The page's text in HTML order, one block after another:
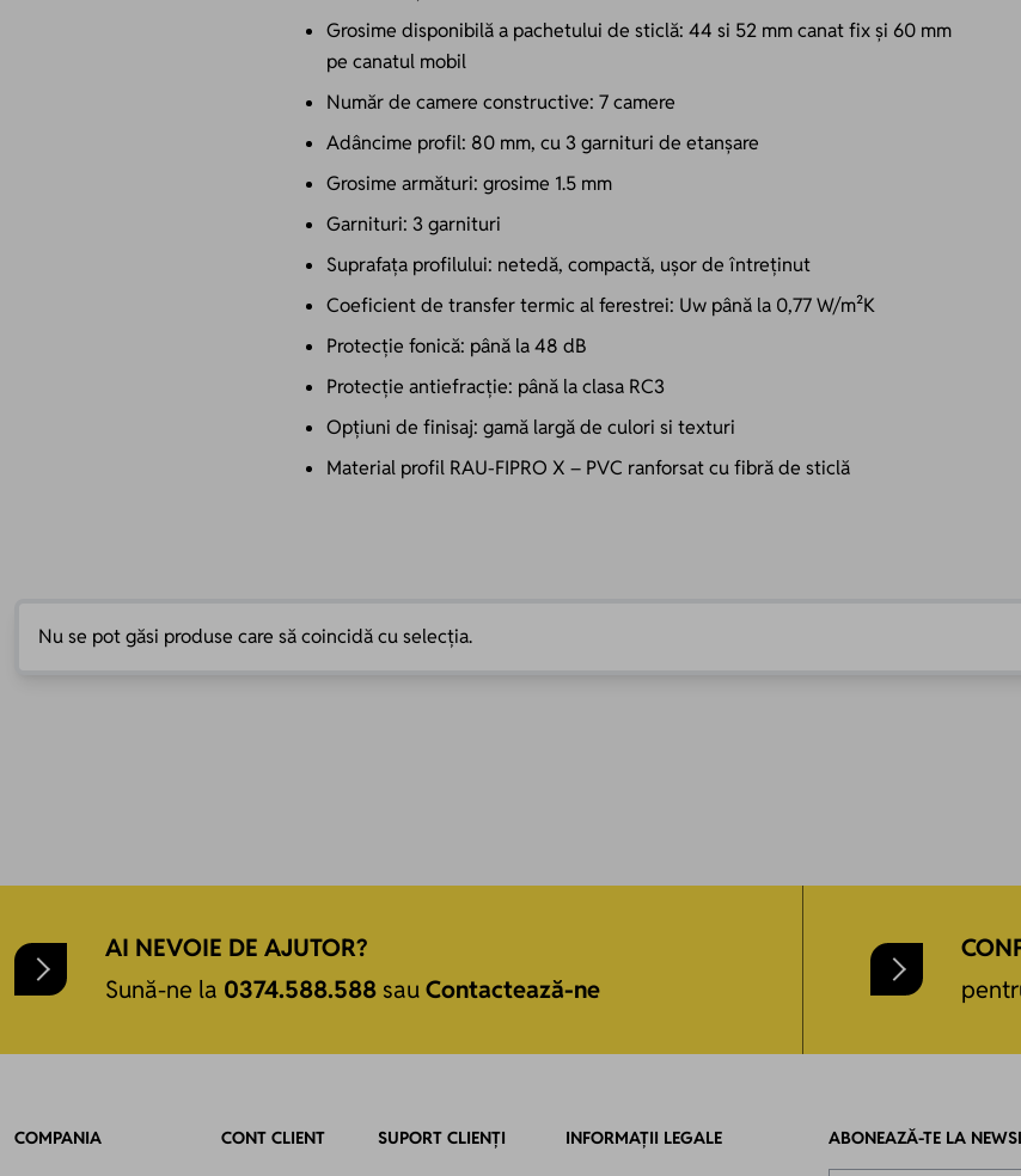
Grosime disponibilă a pachetului de sticlă: 44 si 52 mm canat fix și 60 mm
pe canatul mobil
Număr de camere constructive: 7 camere
Adâncime profil: 80 mm, cu 3 garnituri de etanșare
Grosime armături: grosime 1.5 mm
Garnituri: 3 garnituri
Suprafața profilului: netedă, compactă, ușor de întreținut
Coeficient de transfer termic al ferestrei: Uw până la 0,77 W/m²K
Protecție fonică: până la 48 dB
Protecție antiefracție: până la clasa RC3
Opțiuni de finisaj: gamă largă de culori si texturi
Material profil RAU-FIPRO X – PVC ranforsat cu fibră de sticlă
Nu se pot găsi produse care să coincidă cu selecția.
AI NEVOIE DE AJUTOR?
Sună-ne la 0374.588.588 sauContactează-ne
COMPANIA CONT CLIENT SUPORT CLIENȚI INFORMAȚII LEGALE
ABONEAZĂ-TE LA